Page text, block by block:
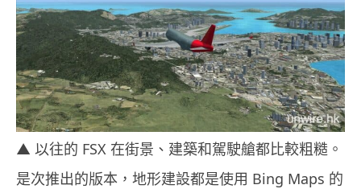
▲ 以往的 FSX 在街景、建築和駕駛艙都比較粗糙。
是次推出的版本，地形建設都是使用 Bing Maps 的